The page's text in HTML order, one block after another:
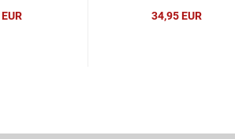
34,95 EUR